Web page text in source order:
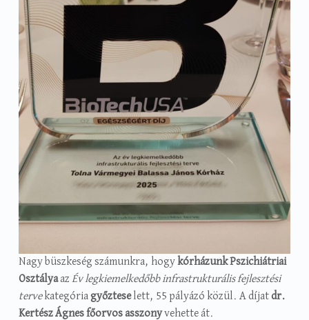
Nagy büszkeség számunkra, hogykórházunk Pszichiátriai
Osztályaaz Év legkiemelkedőbb infrastrukturális fejlesztési
tervekategóriagyőzteselett, 55 pályázó közül. A díjatdr.
Kertész Ágnes főorvos asszonyvehette át.